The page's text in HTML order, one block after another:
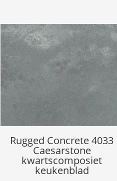
Rugged Concrete 4033
Caesarstone
kwartscomposiet
keukenblad